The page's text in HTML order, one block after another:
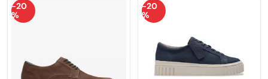
-20
%
-20
%